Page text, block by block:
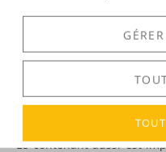
DESCRIPTION
déguster
conditions :
en bonne compagnie…
Le contenant aussi est